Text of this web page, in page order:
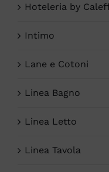
Hoteleria by
Intimo
Lane e Cotoni
Linea Bagno
Linea Letto
Linea Tavola